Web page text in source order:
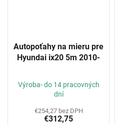
Autopoťahy na mieru pre
Hyundai ix20 5m 2010-
Výroba- do 14 pracovných
dní
€254,27 bez DPH
€312,75